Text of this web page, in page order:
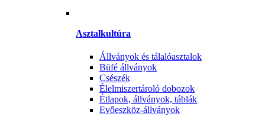
Asztalkultúra
Állványok és tálalóasztalok
Büfé állványok
Csészék
Élelmiszertároló dobozok
Étlapok, állványok, táblák
Evőeszköz-állványok